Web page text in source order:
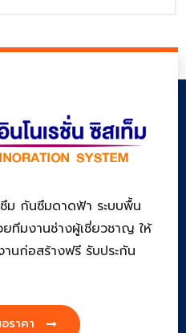
ม กันซึมดาดฟ้า ระบบพื้น
มงานช่างผู้เชี่ยวชาญ ให้
านก่อสร้างฟรี รับประกัน
ราคา